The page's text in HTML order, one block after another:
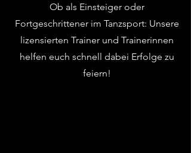
Ob als Einsteiger oder
Fortgeschrittener im Tanzsport: Unsere
lizensierten Trainer und Trainerinnen
helfen euch schnell dabei Erfolge zu
feiern!